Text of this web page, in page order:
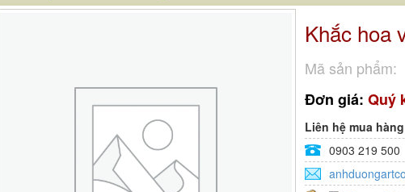
Khắc hoa
Mã sản phẩm:
Đơn giá: Quý
Liên hệ mua
0903 219 500